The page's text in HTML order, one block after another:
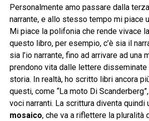
Personalmente amo passare dalla
narrante, e allo stesso tempo mi piace
Mi piace la polifonia che rende vivace
questo libro, per esempio, c’è sia il
sia l’io narrante, fino ad arrivare ad una
prendono vita dalle lettere disseminate
storia. In realtà, ho scritto libri ancora
questi, come “La moto Di
voci narranti. La scrittura diventa quindi
mosaico, che va a riflettere la pluralità